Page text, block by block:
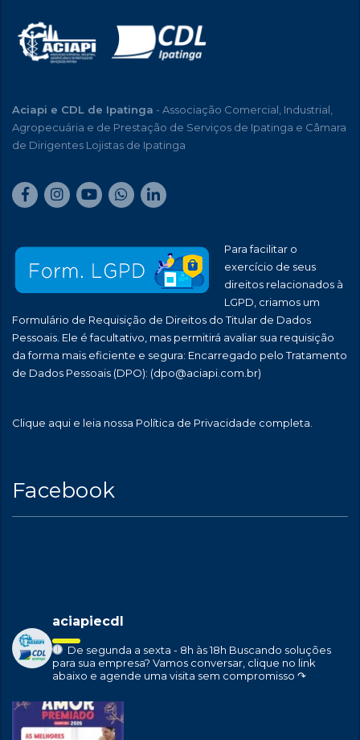
Aciapi e CDL de Ipatinga - Associação Comercial, Industrial,
Agropecuária e de Prestação de Serviços de Ipatinga e Câmara
de Dirigentes Lojistas de Ipatinga
Para facilitar o
exercício de seus
direitos relacionados à
LGPD, criamos um
Formulário de Requisição de Direitos do Titular de Dados
Pessoais. Ele é facultativo, mas permitirá avaliar sua requisição
da forma mais eficiente e segura: Encarregado pelo Tratamento
de Dados Pessoais (DPO): (dpo@aciapi.com.br)
Clique aqui e leia nossa Política de Privacidade completa.
Facebook
aciapiecdl
De segunda a sexta - 8h às 18h Buscando soluções
para sua empresa? Vamos conversar, clique no link
abaixo e agende uma visita sem compromisso ↷